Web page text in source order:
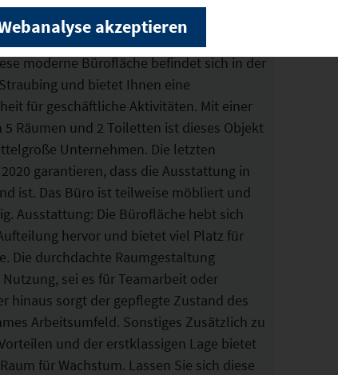
moderne Bürofläche befindet sich in der
und bietet Ihnen eine
für geschäftliche Aktivitäten. Mit einer
5 Räumen und 2 Toiletten ist dieses Objekt
Unternehmen. Die letzten
garantieren, dass die Ausstattung in
ist. Das Büro ist teilweise möbliert und
Ausstattung: Die Bürofläche hebt sich
hervor und bietet viel Platz für
Die durchdachte Raumgestaltung
sei es für Teamarbeit oder
hinaus sorgt der gepflegte Zustand des
Arbeitsumfeld. Sonstiges Zusätzlich zu
und der erstklassigen Lage bietet
für Wachstum. Lassen Sie sich diese
akzeptieren